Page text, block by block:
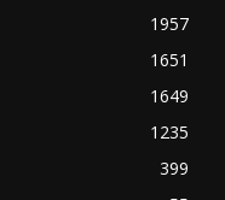
1957
1651
1649
1235
399